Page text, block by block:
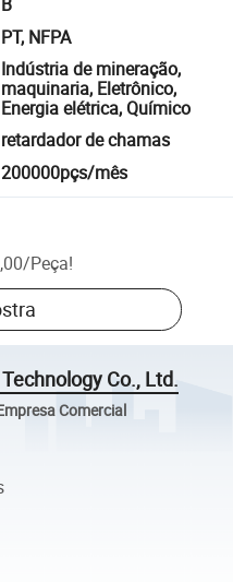
PT, NFPA
Indústria de mineração,
maquinaria, Eletrônico,
Energia elétrica, Químico
retardador de chamas
200000pçs/mês
/Peça!
Co., Ltd.
Comercial